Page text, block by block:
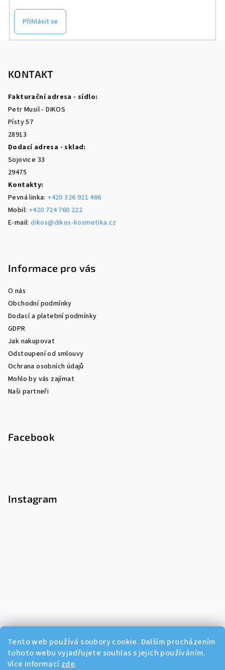
Tento web používá soubory cookie. Dalším procházením
tohoto webu vyjadřujete souhlas s jejich používáním.
Více informací zde.
Přihlásit se
KONTAKT
Fakturační adresa - sídlo:
Petr Musil - DIKOS
Písty 57
28913
Dodací adresa - sklad:
Sojovice 33
29475
Kontakty:
Pevná linka: +420 326 921 466
Mobil: +420 724 760 222
E-mail:dikos@dikos-kosmetika.cz
Informace pro vás
O nás
Obchodní podmínky
Dodací a platební podmínky
GDPR
Jak nakupovat
Odstoupení od smlouvy
Ochrana osobních údajů
Mohlo by vás zajímat
Naši partneři
Facebook
Instagram